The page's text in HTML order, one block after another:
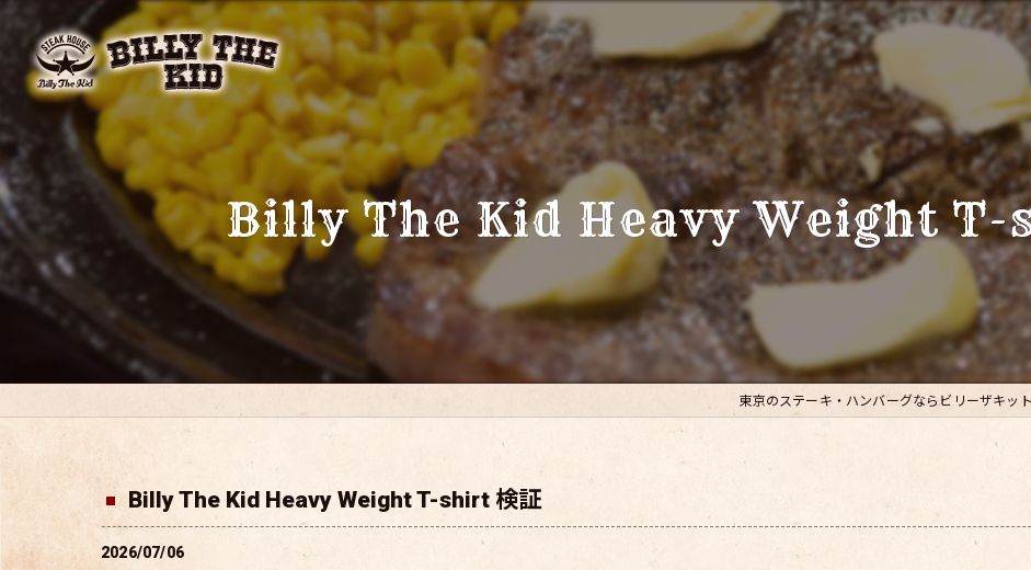
Billy The Kid Heavy Weight T-
東京のステーキ・ハンバーグならビリーザキット
Billy The Kid Heavy Weight T-shirt 検証
2026/07/06